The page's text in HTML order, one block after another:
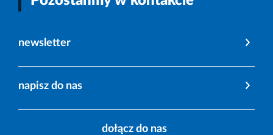
newsletter
napisz do nas
dołącz do nas